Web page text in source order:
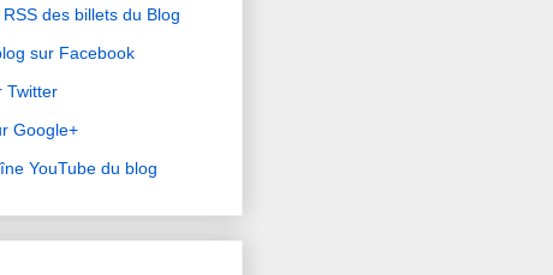
des billets du Blog
sur Facebook
Twitter
Google+
YouTube du blog